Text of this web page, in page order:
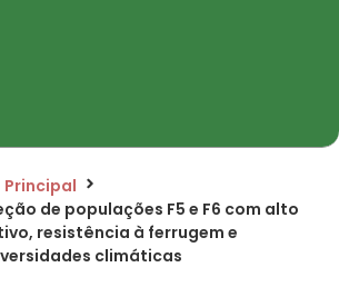
Principal
de populações F5 e F6 com alto
resistência à ferrugem e
climáticas